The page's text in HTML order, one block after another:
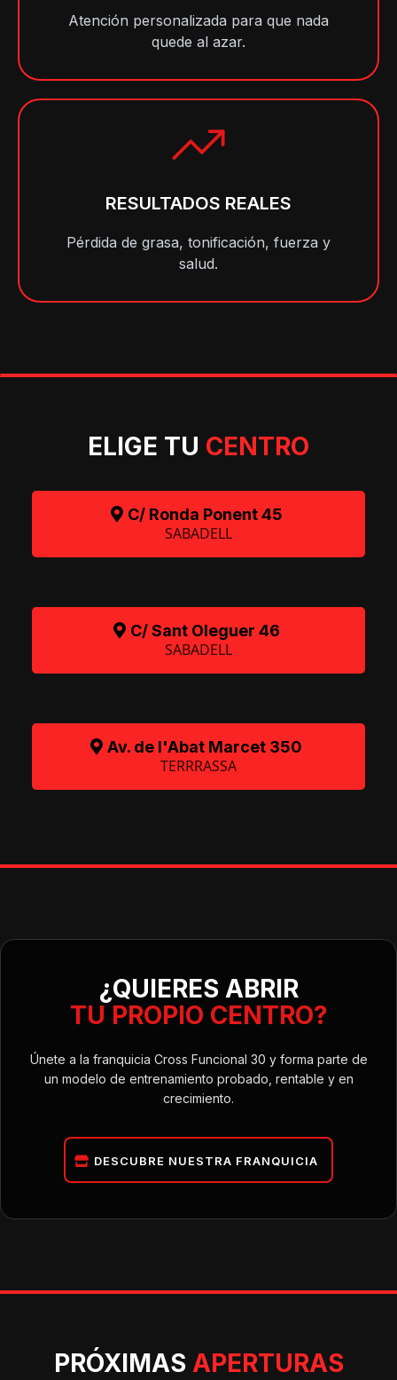
Atención personalizada para que nada
quede al azar.
RESULTADOS REALES
Pérdida de grasa, tonificación, fuerza y
salud.
ELIGE TU CENTRO
C/ Ronda Ponent 45
SABADELL
C/ Sant Oleguer 46
SABADELL
Av. de l'Abat Marcet 350
TERRRASSA
¿QUIERES ABRIR
TU PROPIO CENTRO?
Únete a la franquicia Cross Funcional 30 y forma parte de
un modelo de entrenamiento probado, rentable y en
crecimiento.
DESCUBRE NUESTRA FRANQUICIA
PRÓXIMAS APERTURAS